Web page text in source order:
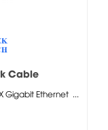
Cable
Gigabit Ethernet ...